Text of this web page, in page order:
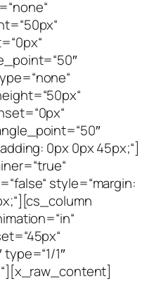
0px 0px 45px;“]
style=“margin:
1″